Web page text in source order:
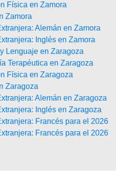
Física en Zamora
Zamora
Alemán en Zamora
Inglés en Zamora
Lenguaje en Zaragoza
Terapéutica en Zaragoza
Física en Zaragoza
Zaragoza
Alemán en Zaragoza
Inglés en Zaragoza
Francés para el 2026
Francés para el 2026